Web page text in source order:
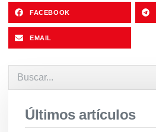
FACEBOOK
EMAIL
Últimos artículos